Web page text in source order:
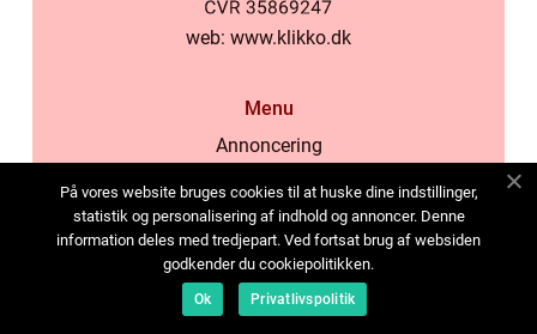
web: www.klikko.dk
Menu
Annoncering
Cookies
Kontakt os
Sitemap
På vores website bruges cookies til at huske dine indstillinger,
statistik og personalisering af indhold og annoncer. Denne
information deles med tredjepart. Ved fortsat brug af websiden
godkender du cookiepolitikken.
Ok Privatlivspolitik